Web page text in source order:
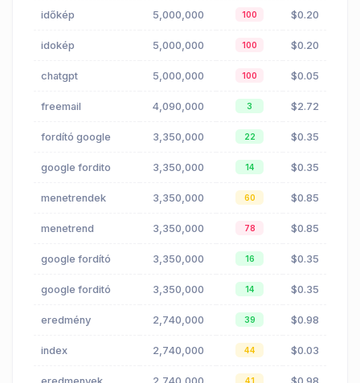
időkép 5,000,000 100 $0.20
idokép 5,000,000 100 $0.20
chatgpt 5,000,000 100 $0.05
freemail 4,090,000 3 $2.72
fordító google 3,350,000 22 $0.35
google fordito 3,350,000 14 $0.35
menetrendek 3,350,000 60 $0.85
menetrend 3,350,000 78 $0.85
google fordító 3,350,000 16 $0.35
google forditó 3,350,000 14 $0.35
eredmény 2,740,000 39 $0.98
index 2,740,000 44 $0.03
41